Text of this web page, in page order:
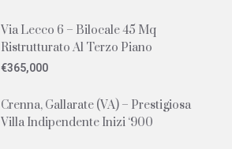
Via Lecco 6 – Bilocale 45 Mq
Ristrutturato Al Terzo Piano
€365,000
Crenna, Gallarate (VA) – Prestigiosa
Villa Indipendente Inizi ‘900